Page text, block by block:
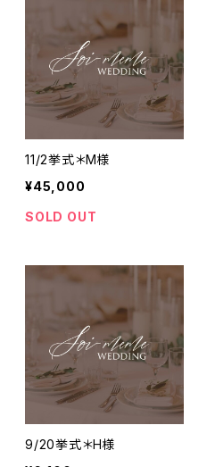
11/2挙式＊M様
¥45,000
SOLD OUT
9/20挙式＊H様